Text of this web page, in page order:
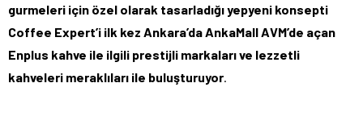
gurmeleri için özel olarak tasarladığı yepyeni konsepti
Coffee Expert’i ilk kez Ankara’da AnkaMall AVM’de açan
Enplus kahve ile ilgili prestijli markaları ve lezzetli
kahveleri meraklıları ile buluşturuyor